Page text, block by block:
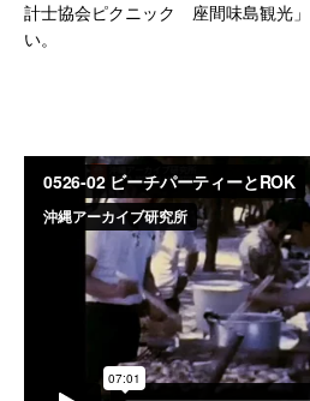
計士協会ピクニック 座間味島観光
い。